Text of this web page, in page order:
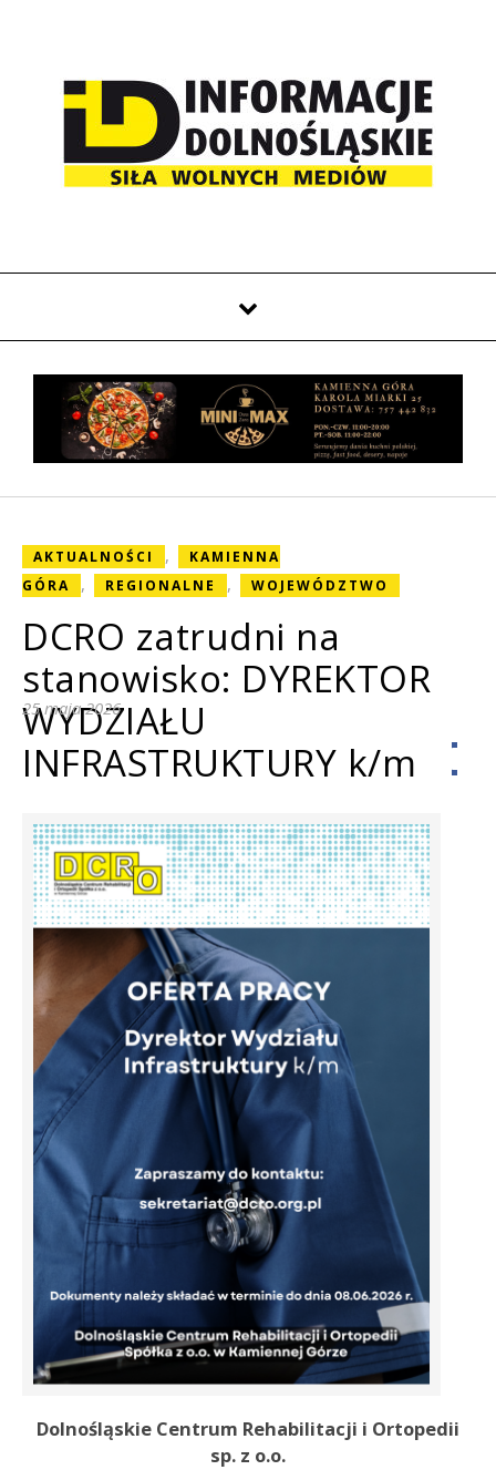
AKTUALNOŚCI ,
KAMIENNA
GÓRA
, REGIONALNE , WOJEWÓDZTWO
DCRO zatrudni na
stanowisko: DYREKTOR
WYDZIAŁU
INFRASTRUKTURY k/m
25 maja 2026
Dolnośląskie Centrum Rehabilitacji i Ortopedii
sp. z o.o.